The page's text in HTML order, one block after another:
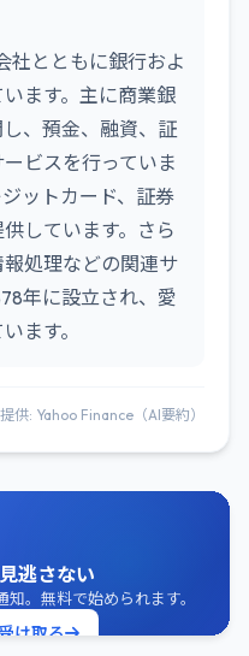
社とともに銀行およ
ます。主に商業銀
、預金、融資、証
ビスを行っていま
ットカード、証券
しています。さら
処理などの関連サ
年に設立され、愛
ます。
供: Yahoo Finance（AI要約）
逃さない
。無料で始められます。
け取る